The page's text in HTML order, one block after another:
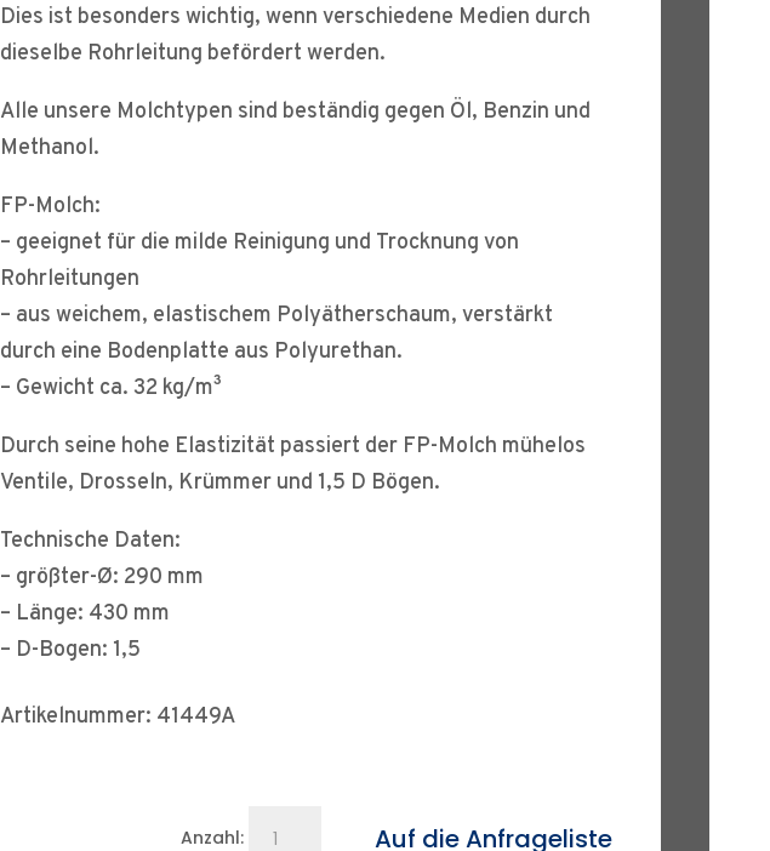
Dies ist besonders wichtig, wenn verschiedene Medien durch
dieselbe Rohrleitung befördert werden.
Alle unsere Molchtypen sind beständig gegen Öl, Benzin und
Methanol.
FP-Molch:
– geeignet für die milde Reinigung und Trocknung von
Rohrleitungen
– aus weichem, elastischem Polyätherschaum, verstärkt
durch eine Bodenplatte aus Polyurethan.
– Gewicht ca. 32 kg/m³
Durch seine hohe Elastizität passiert der FP-Molch mühelos
Ventile, Drosseln, Krümmer und 1,5 D Bögen.
Technische Daten:
– größter-Ø: 290 mm
– Länge: 430 mm
– D-Bogen: 1,5
Artikelnummer: 41449A
Anzahl: Auf die Anfrageliste